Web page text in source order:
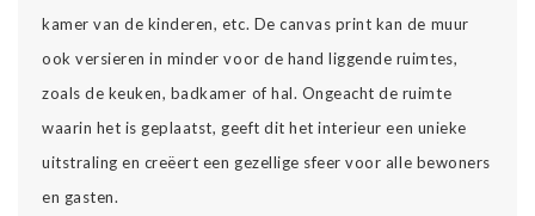
kamer van de kinderen, etc. De canvas print kan de muur
ook versieren in minder voor de hand liggende ruimtes,
zoals de keuken, badkamer of hal. Ongeacht de ruimte
waarin het is geplaatst, geeft dit het interieur een unieke
uitstraling en creëert een gezellige sfeer voor alle bewoners
en gasten.